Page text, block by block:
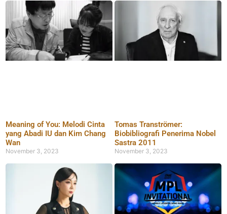
Meaning of You: Melodi Cinta
yang Abadi IU dan Kim Chang
Wan
November 3, 2023
Tomas Tranströmer:
Biobibliografi Penerima Nobel
Sastra 2011
November 3, 2023